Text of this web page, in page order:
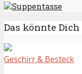
Suppentasse
Das könnte
Geschirr & Besteck